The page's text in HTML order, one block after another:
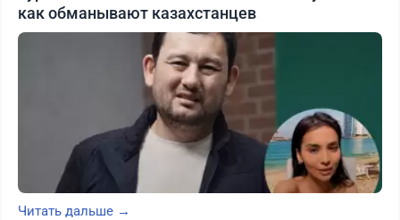
как обманывают казахстанцев
Читать дальше →